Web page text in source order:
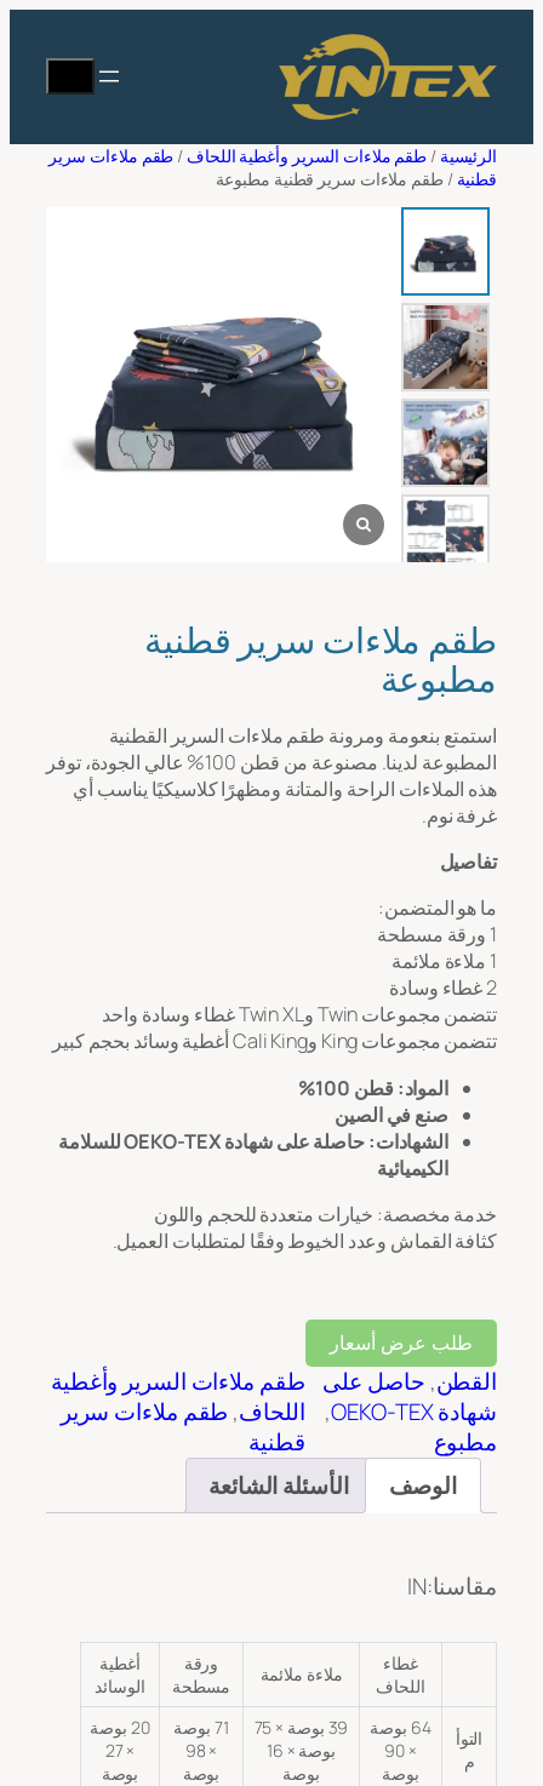
المحتوى
الرئيسية / طقم ملاءات السرير وأغطية اللحاف / طقم ملاءات سرير
قطنية / طقم ملاءات سرير قطنية مطبوعة
طقم ملاءات سرير قطنية
مطبوعة
استمتع بنعومة ومرونة طقم ملاءات السرير القطنية
المطبوعة لدينا. مصنوعة من قطن 100% عالي الجودة، توفر
هذه الملاءات الراحة والمتانة ومظهرًا كلاسيكيًا يناسب أي
غرفة نوم.
تفاصيل
ما هو المتضمن:
1 ورقة مسطحة
1 ملاءة ملائمة
2 غطاء وسادة
تتضمن مجموعات Twin وTwin XL غطاء وسادة واحد
تتضمن مجموعات King وCali King أغطية وسائد بحجم كبير
المواد: قطن 100%
صنع في الصين
الشهادات: حاصلة على شهادة OEKO-TEX للسلامة
الكيميائية
خدمة مخصصة: خيارات متعددة للحجم واللون
كثافة القماش وعدد الخيوط وفقًا لمتطلبات العميل.
طلب عرض أسعار
القطن, حاصل على
شهادة OEKO-TEX
,
مطبوع
طقم ملاءات السرير وأغطية
اللحاف, طقم ملاءات سرير
قطنية
الوصف
الأسئلة الشائعة
مقاسنا:IN
غطاء
اللحاف
ملاءة ملائمة
ورقة
مسطحة
أغطية
الوسائد
التوأ
م
64 بوصة
× 90
بوصة
39 بوصة × 75
بوصة × 16
بوصة
71 بوصة
× 98
بوصة
20 بوصة
× 27
بوصة
طلب عرض الأسعار
الاسم الكامل*
اسم الشركة